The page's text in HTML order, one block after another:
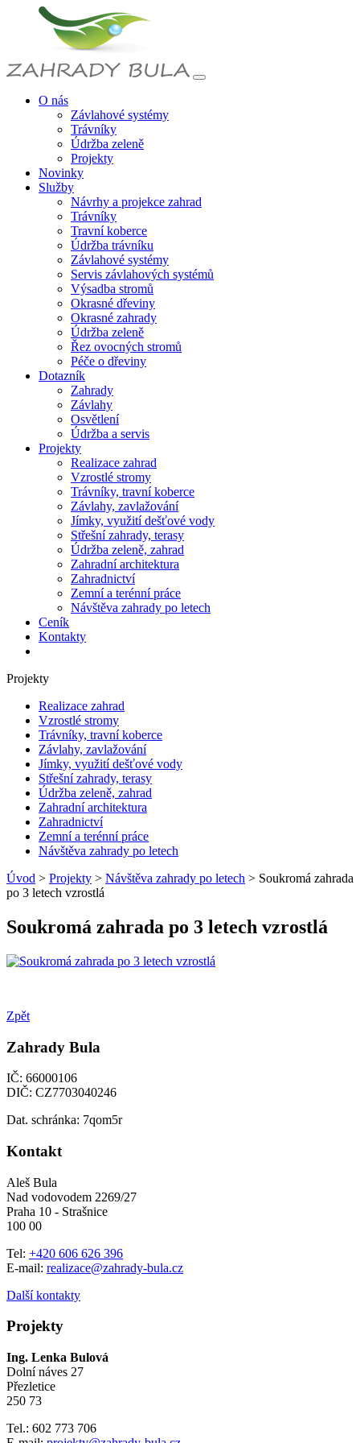
O nás
Závlahové systémy
Trávníky
Údržba zeleně
Projekty
Novinky
Služby
Návrhy a projekce zahrad
Trávníky
Travní koberce
Údržba trávníku
Závlahové systémy
Servis závlahových systémů
Výsadba stromů
Okrasné dřeviny
Okrasné zahrady
Údržba zeleně
Řez ovocných stromů
Péče o dřeviny
Dotazník
Zahrady
Závlahy
Osvětlení
Údržba a servis
Projekty
Realizace zahrad
Vzrostlé stromy
Trávníky, travní koberce
Závlahy, zavlažování
Jímky, využití dešťové vody
Střešní zahrady, terasy
Údržba zeleně, zahrad
Zahradní architektura
Zahradnictví
Zemní a terénní práce
Návštěva zahrady po letech
Ceník
Kontakty
Projekty
Realizace zahrad
Vzrostlé stromy
Trávníky, travní koberce
Závlahy, zavlažování
Jímky, využití dešťové vody
Střešní zahrady, terasy
Údržba zeleně, zahrad
Zahradní architektura
Zahradnictví
Zemní a terénní práce
Návštěva zahrady po letech
Úvod > Projekty > Návštěva zahrady po letech > Soukromá zahrada
po 3 letech vzrostlá
Soukromá zahrada po 3 letech vzrostlá
Zpět
Zahrady Bula
IČ: 66000106
DIČ: CZ7703040246
Dat. schránka: 7qom5r
Kontakt
Aleš Bula
Nad vodovodem 2269/27
Praha 10 - Strašnice
100 00
Tel: +420 606 626 396
E-mail: realizace@zahrady-bula.cz
Další kontakty
Projekty
Ing. Lenka Bulová
Dolní náves 27
Přezletice
250 73
Tel.: 602 773 706